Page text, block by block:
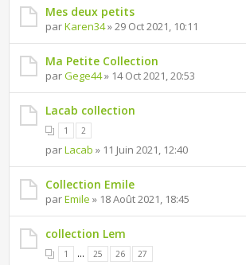
Mes deux petits
parKaren34» 29 Oct 2021, 10:11
Ma Petite Collection
parGege44» 14 Oct 2021, 20:53
Lacab collection
1 2
parLacab » 11 Juin 2021, 12:40
Collection Emile
parEmile » 18 Août 2021, 18:45
collection Lem
1 ... 25 26 27